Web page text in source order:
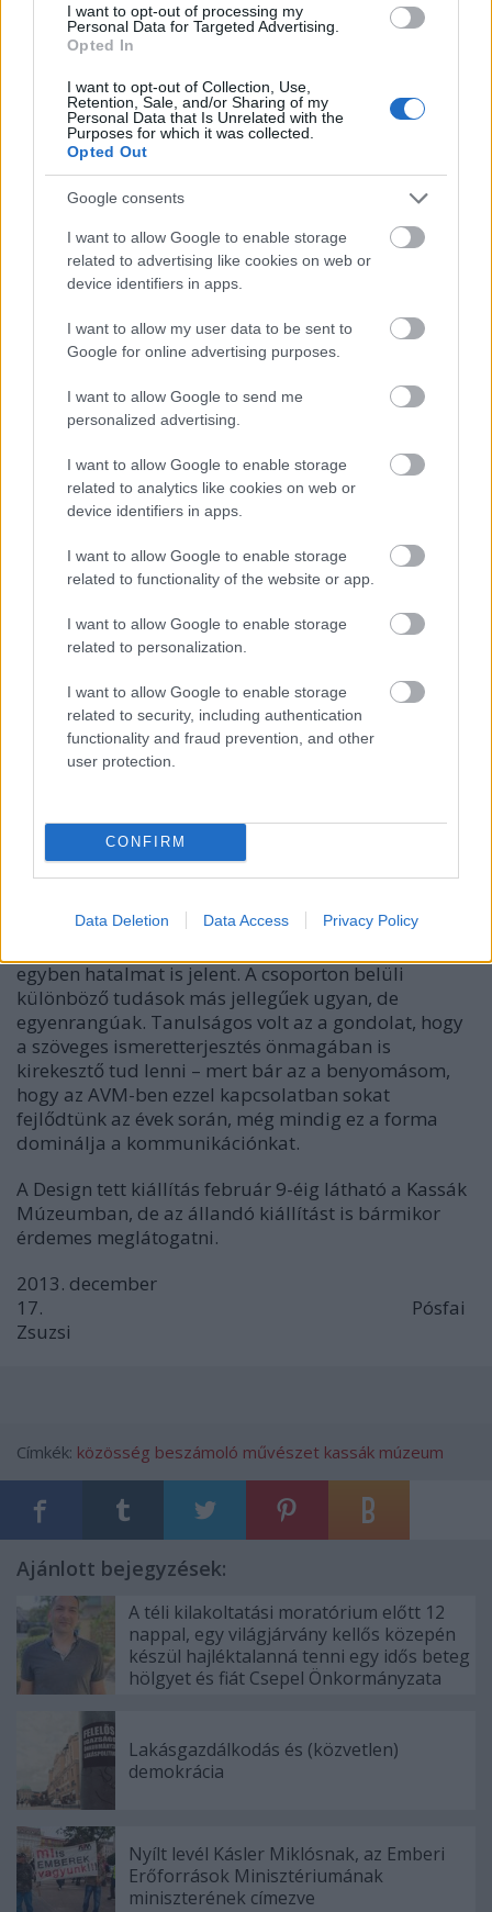
I want to opt-out of processing my
Personal Data for Targeted Advertising.
Opted In
I want to opt-out of Collection, Use,
Retention, Sale, and/or Sharing of my
Personal Data that Is Unrelated with the
Purposes for which it was collected.
Opted Out
Google consents
I want to allow Google to enable storage
related to advertising like cookies on web or
device identifiers in apps.
I want to allow my user data to be sent to
Google for online advertising purposes.
I want to allow Google to send me
personalized advertising.
I want to allow Google to enable storage
related to analytics like cookies on web or
device identifiers in apps.
I want to allow Google to enable storage
related to functionality of the website or app.
I want to allow Google to enable storage
related to personalization.
I want to allow Google to enable storage
related to security, including authentication
functionality and fraud prevention, and other
user protection.
CONFIRM
Data Deletion Data Access Privacy Policy
A kritikai dizájn a tervezés azon szeletét jelenti, mely
szembemegy az aktuális fogyasztói kultúrával, és
ami már a tervezési folyamatba is bevonja az
elnyomott társadalmi csoportokat. A kritikai dizájn
az alsóbb társadalmi rétegek fogyasztási igényeit
akarja kielégíteni, mind az ízléspreferenciák, mind a
megfizethetőség terén. Az avantgard kritikai
dizájnerek termékei közül sokat ma is használunk.
Kassák művészetének egyik legfontosabb fogalma a
szintetikusság elve, ami azt jelenti, hogy nem válik el
a magas és az alacsony kultúra, vagy a munka és a
szabadidő. Megbontja az elfogadott hierarchiákat:
az érthető formák, a vizuális üzenetek ugyanannyit
betűtípusok jobbak, mint a díszes, nehezen
olvashatóak; a munkások által a saját életükről
fotóművész által készítettek (ilyen fotók készítésére
alapította a szociofotó mozgalmat). Az
ismeretterjesztés közérthető formáival kísérletezik –
című folyóiratában adatokat tesz közzé,
ábrákat, a munkások által készített fotókat.
Megkérdőjelezi az iskolázottság és a kultúra
hagyományos mércéit az emancipáció és a
valóságfeltárás jegyében. Kapcsolatban állt a
magyar Bauhaus mozgalommal is, mely a
mindennapi használati eszközöket, a megfelelő
lakáskörülményeket akarta a munkásság számára
elérhetővé tenni.
illetve a magyar baloldali mozgalmi hagyomány egy
újabb szeletének felfedezése miatt volt érdekes az
AVM számára. Nálunk is rendkívül fontos az
mindenki számára hozzáférhető formában való
egyben hatalmat is jelent. A csoporton belüli
különböző tudások más jellegűek ugyan, de
egyenrangúak. Tanulságos volt az a gondolat, hogy
a szöveges ismeretterjesztés önmagában is
kirekesztő tud lenni – mert bár az a benyomásom,
hogy az AVM-ben ezzel kapcsolatban sokat
fejlődtünk az évek során, még mindig ez a forma
dominálja a kommunikációnkat.
A Design tett kiállítás február 9-éig látható a Kassák
Múzeumban, de az állandó kiállítást is bármikor
érdemes meglátogatni.
2013. december
17. Pósfai
Zsuzsi
Címkék: közösség beszámoló művészet kassák múzeum
Ajánlott bejegyzések:
A téli kilakoltatási moratórium előtt 12
nappal, egy világjárvány kellős közepén
készül hajléktalanná tenni egy idős beteg
hölgyet és fiát Csepel Önkormányzata
Lakásgazdálkodás és (közvetlen)
demokrácia
Nyílt levél Kásler Miklósnak, az Emberi
Erőforrások Minisztériumának
miniszterének címezve